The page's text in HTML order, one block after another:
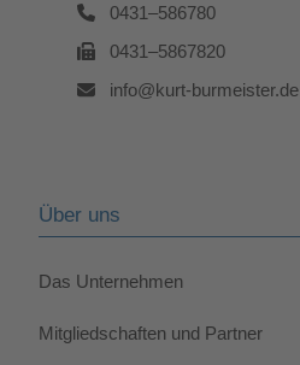
0431–586780
0431–5867820
info@kurt-burmeister.de
Über uns
Das Unternehmen
Mitgliedschaften und Partner